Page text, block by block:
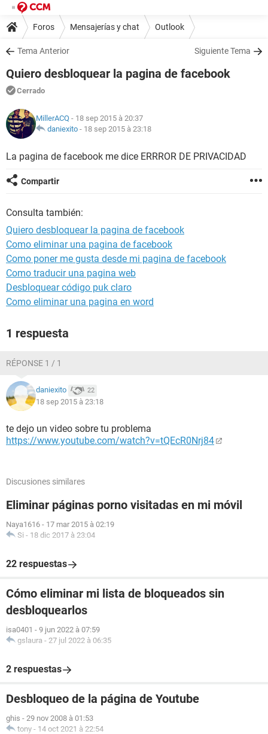
Foros Mensajerías y chat Outlook
Tema Anterior Siguiente Tema
Quiero desbloquear la pagina de facebook
Cerrado
MillerACQ - 18 sep 2015 à 20:37
daniexito - 18 sep 2015 à 23:18
La pagina de facebook me dice ERRROR DE PRIVACIDAD
Compartir
Consulta también:
Quiero desbloquear la pagina de facebook
Como eliminar una pagina de facebook
Como poner me gusta desde mi pagina de facebook
Como traducir una pagina web
Desbloquear código puk claro
Como eliminar una pagina en word
1 respuesta
RÉPONSE 1 / 1
daniexito 22
18 sep 2015 à 23:18
te dejo un video sobre tu problema
https://www.youtube.com/watch?v=tQEcR0Nrj84
Discusiones similares
Eliminar páginas porno visitadas en mi móvil
Naya1616 - 17 mar 2015 à 02:19
Si - 18 dic 2017 à 23:04
22 respuestas
Cómo eliminar mi lista de bloqueados sin
desbloquearlos
isa0401 - 9 jun 2022 à 07:59
gslaura - 27 jul 2022 à 06:35
2 respuestas
Desbloqueo de la página de Youtube
ghis - 29 nov 2008 à 01:53
tony - 14 oct 2021 à 22:54